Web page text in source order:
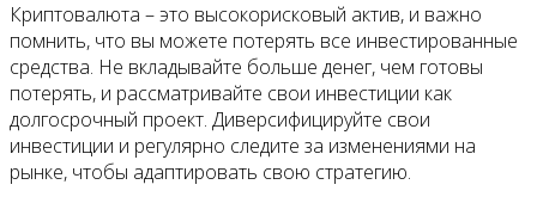
Криптовалюта – это высокорисковый актив, и важно
помнить, что вы можете потерять все инвестированные
средства. Не вкладывайте больше денег, чем готовы
потерять, и рассматривайте свои инвестиции как
долгосрочный проект. Диверсифицируйте свои
инвестиции и регулярно следите за изменениями на
рынке, чтобы адаптировать свою стратегию.